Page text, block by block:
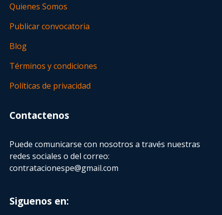
Quienes Somos
Publicar convocatoria
Blog
Términos y condiciones
Políticas de privacidad
Contactenos
Puede comunicarse con nosotros a través nuestras
redes sociales o del correo:
contratacionespe@gmail.com
Siguenos en: